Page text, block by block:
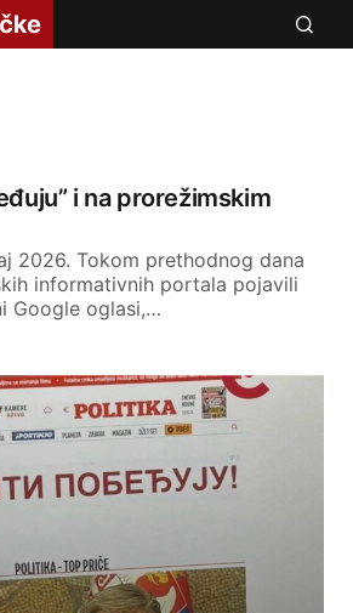
i na prorežimskim
2026. Tokom prethodnog dana
informativnih portala pojavili
Google oglasi,…